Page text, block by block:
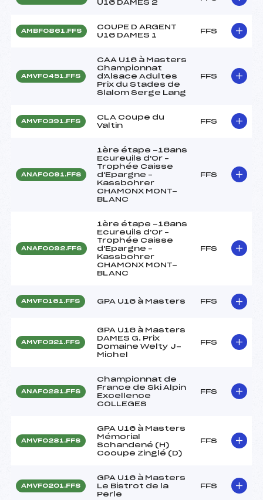
U16 DAMES 2
AMBF0861.FFS
COUPE D ARGENT
U16 DAMES 1
FFS
AMVF0451.FFS
CAA U16 à Masters
Championnat
d'Alsace Adultes
Prix du Stades de
Slalom Serge Lang
FFS
AMVF0391.FFS
CLA Coupe du
Valtin
FFS
ANAF0091.FFS
1ère étape -16ans
Ecureuils d'Or –
Trophée Caisse
d'Epargne –
Kassbohrer
CHAMONX MONT-
BLANC
FFS
ANAF0092.FFS
1ère étape -16ans
Ecureuils d'Or –
Trophée Caisse
d'Epargne –
Kassbohrer
CHAMONX MONT-
BLANC
FFS
AMVF0161.FFS GPA U16 à Masters FFS
AMVF0321.FFS
GPA U16 à Masters
DAMES G. Prix
Domaine Welty J-
Michel
FFS
ANAF0281.FFS
Championnat de
France de Ski Alpin
Excellence
COLLEGES
FFS
AMVF0281.FFS
GPA U16 à Masters
Mémorial
Schandené (H)
Cooupe Zinglé (D)
FFS
AMVF0201.FFS
GPA U16 à Masters
Le Bistrot de la
Perle
FFS